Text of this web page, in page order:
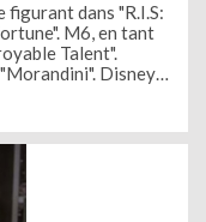
figurant dans "R.I.S:
M6, en tant
Talent".
Disney